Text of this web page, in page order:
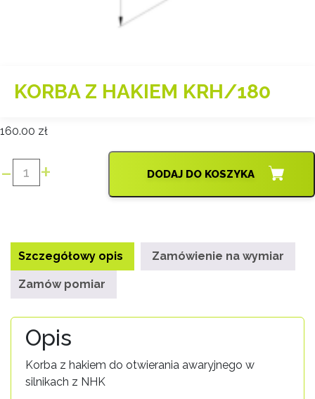
KORBA Z HAKIEM KRH/180
160.00 zł
-
ilość
KRH/180
+ DODAJ DO KOSZYKA
Szczegółowy opis Zamówienie na wymiar
Zamów pomiar
Opis
Korba z hakiem do otwierania awaryjnego w
silnikach z NHK